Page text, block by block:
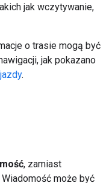
jak wczytywanie,
o trasie mogą być
jak pokazano
.
, zamiast
może być